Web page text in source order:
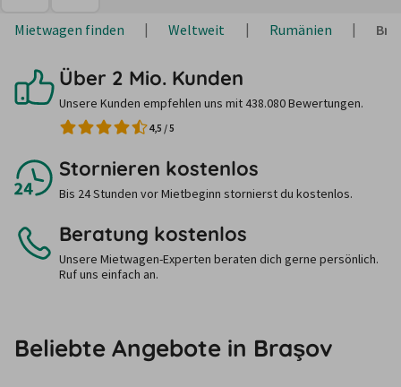
Mietwagen finden Weltweit Rumänien
Über 2 Mio. Kunden
Unsere Kunden empfehlen uns mit 438.080 Bewertungen.
4,5 /5
Stornieren kostenlos
Bis 24 Stunden vor Mietbeginn stornierst du kostenlos.
Beratung kostenlos
Unsere Mietwagen-Experten beraten dich gerne persönlich.
Ruf uns einfach an.
Beliebte Angebote in Braşov